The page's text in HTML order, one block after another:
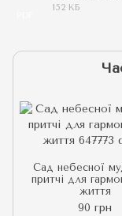
152 КБ
Сад небесної
притчі для
життя
90 грн